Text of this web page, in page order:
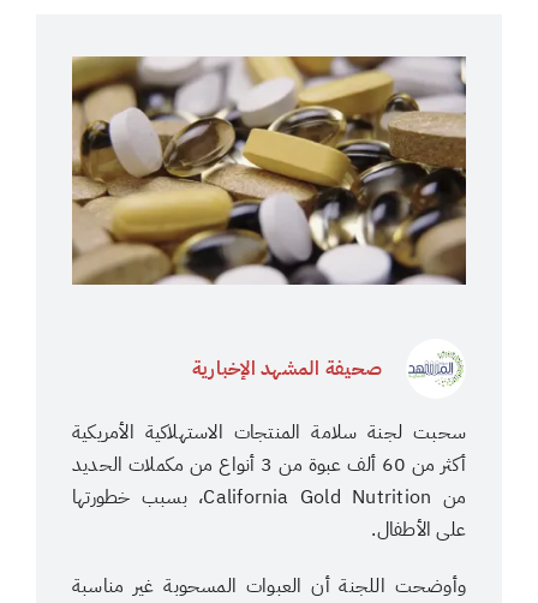
صحيفة المشهد الإخبارية
سحبت لجنة سلامة المنتجات الاستهلاكية الأمريكية
أكثر من 60 ألف عبوة من 3 أنواع من مكملات الحديد
من California Gold Nutrition، بسبب خطورتها
على الأطفال.
وأوضحت اللجنة أن العبوات المسحوبة غير مناسبة